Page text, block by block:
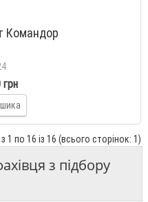
Командор
1 по 16 із 16 (всього сторінок: 1)
з підбору